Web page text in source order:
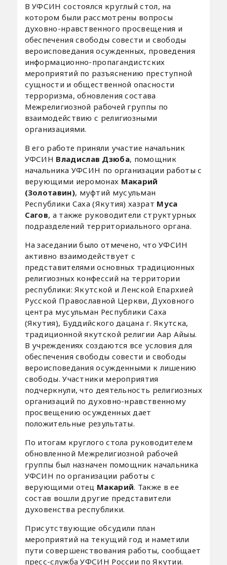
В УФСИН состоялся круглый стол, на
котором были рассмотрены вопросы
духовно-нравственного просвещения и
обеспечения свободы совести и свободы
вероисповедания осужденных, проведения
информационно-пропагандистских
мероприятий по разъяснению преступной
сущности и общественной опасности
терроризма, обновления состава
Межрелигиозной рабочей группы по
взаимодействию с религиозными
организациями.
В его работе приняли участие начальник
УФСИН Владислав Дзюба, помощник
начальника УФСИН по организации работы с
верующими иеромонах Макарий
(Золотавин), муфтий мусульман
Республики Саха (Якутия) хазрат Муса
Сагов, а также руководители структурных
подразделений территориального органа.
На заседании было отмечено, что УФСИН
активно взаимодействует с
представителями основных традиционных
религиозных конфессий на территории
республики: Якутской и Ленской Епархией
Русской Православной Церкви, Духовного
центра мусульман Республики Саха
(Якутия), Буддийского дацана г. Якутска,
традиционной якутской религии Аар Айыы.
В учреждениях создаются все условия для
обеспечения свободы совести и свободы
вероисповедания осужденными к лишению
свободы. Участники мероприятия
подчеркнули, что деятельность религиозных
организаций по духовно-нравственному
просвещению осужденных дает
положительные результаты.
По итогам круглого стола руководителем
обновленной Межрелигиозной рабочей
группы был назначен помощник начальника
УФСИН по организации работы с
верующими отец Макарий. Также в ее
состав вошли другие представители
духовенства республики.
Присутствующие обсудили план
мероприятий на текущий год и наметили
пути совершенствования работы, сообщает
пресс-служба УФСИН России по Якутии.